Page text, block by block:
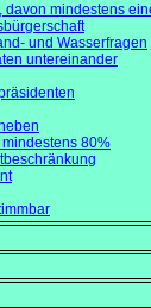
davon mindestens
und Wasserfragen
untereinander
80%